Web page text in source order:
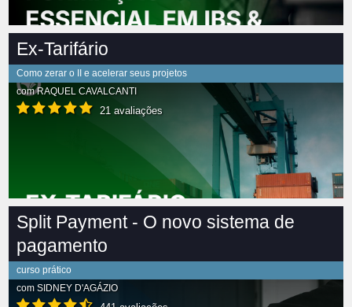
Ex-Tarifário
Como zerar o II e acelerar seus projetos
comRAQUEL CAVALCANTI
21 avaliações
Split Payment - O novo sistema de
pagamento
curso prático
com SIDNEY D'AGÁZIO